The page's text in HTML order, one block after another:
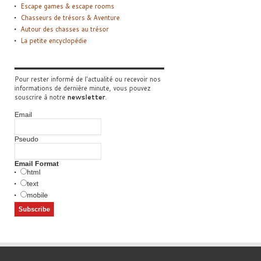
Escape games & escape rooms
Chasseurs de trésors & Aventure
Autour des chasses au trésor
La petite encyclopédie
Pour rester informé de l'actualité ou recevoir nos
informations de dernière minute, vous pouvez
souscrire à notre newsletter.
Email
Pseudo
Email Format
html
text
mobile